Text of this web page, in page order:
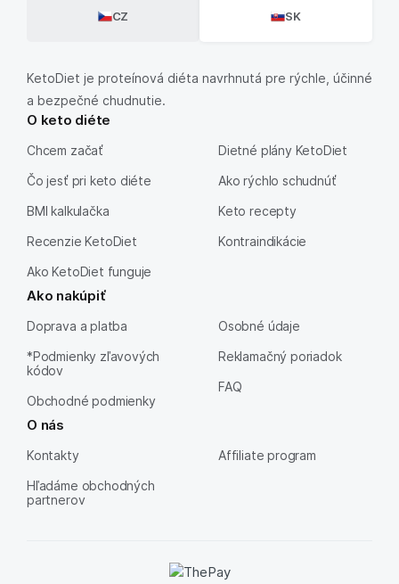
CZ SK
KetoDiet je proteínová diéta navrhnutá pre rýchle, účinné
a bezpečné chudnutie.
O keto diéte
Chcem začať
Čo jesť pri keto diéte
BMI kalkulačka
Recenzie KetoDiet
Ako KetoDiet funguje
Dietné plány KetoDiet
Ako rýchlo schudnúť
Keto recepty
Kontraindikácie
Ako nakúpiť
Doprava a platba
*Podmienky zľavových
kódov
Obchodné podmienky
Osobné údaje
Reklamačný poriadok
FAQ
O nás
Kontakty
Hľadáme obchodných
partnerov
Affiliate program